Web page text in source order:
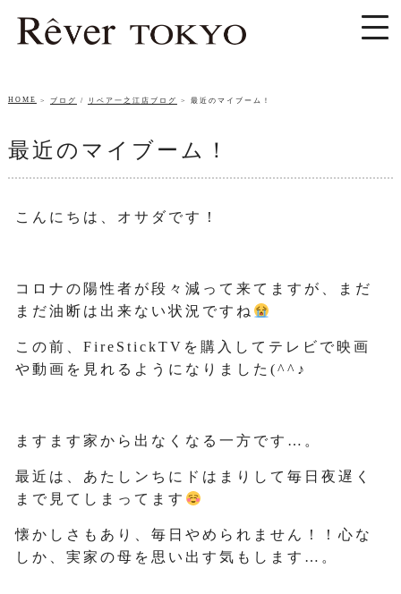
HOME ブログ / リベア一之江店ブログ 最近のマイブーム！
最近のマイブーム！
こんにちは、オサダです！
コロナの陽性者が段々減って来てますが、まだ
まだ油断は出来ない状況ですね
この前、FireStickTVを購入してテレビで映画
や動画を見れるようになりました(^^♪
ますます家から出なくなる一方です…。
最近は、あたしンちにドはまりして毎日夜遅く
まで見てしまってます
懐かしさもあり、毎日やめられません！！心な
しか、実家の母を思い出す気もします…。